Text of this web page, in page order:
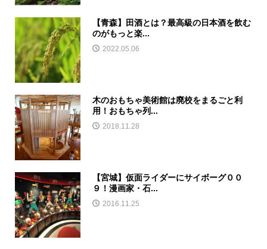
【青森】田酒とは？最高級の日本酒を飲む
のがもっと楽...
2022.05.06
木のおもちゃ美術館は廃校をまるごと利
用！おもちゃ列...
2018.11.28
【宮城】仮面ライダーにサイボーグ００
９！漫画家・石...
2016.11.25